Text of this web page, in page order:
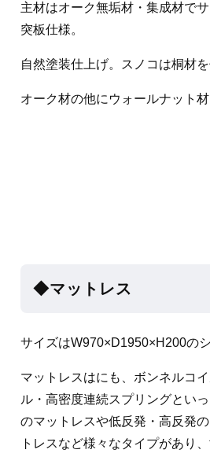
主材はオーク無垢材・集成材で
突板仕様。
自然塗装仕上げ。スノコは桐材
オーク材の他にウォールナット材
◆マットレス
サイズはW970×D1950×H200の
マットレスはにも、ボンネルコ
ル・高密度連続スプリングとい
のマットレスや低反発・高反発
トレスなど様々なタイプがあり